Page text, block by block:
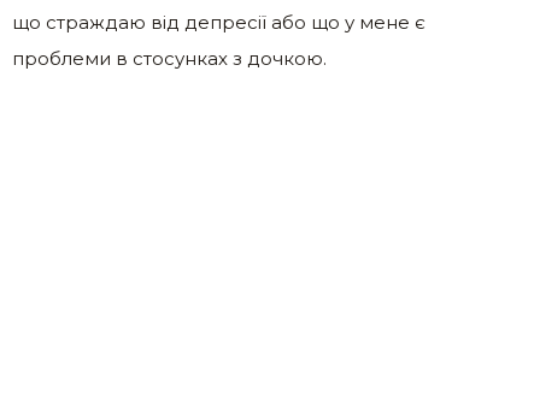
що страждаю від депресії або що у мене є
проблеми в стосунках з дочкою.